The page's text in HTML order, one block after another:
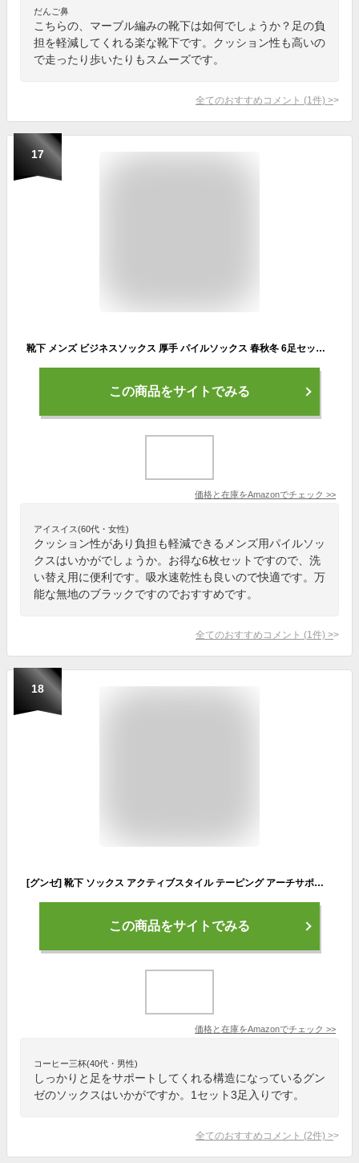
だんご鼻
こちらの、マーブル編みの靴下は如何でしょうか？足の負
担を軽減してくれる楽な靴下です。クッション性も高いの
で走ったり歩いたりもスムーズです。
全てのおすすめコメント (1 件) >
17
靴下 メンズ ビジネスソックス 厚手 パイルソックス 春秋冬 6足セット 25-27cm (黒6足)
この商品をサイトでみる
価格と在庫をAmazonでチェック >>
アイスイス(60代・女性)
クッション性があり負担も軽減できるメンズ用パイルソッ
クスはいかがでしょうか。お得な6枚セットですので、洗
い替え用に便利です。吸水速乾性も良いので快適です。万
能な無地のブラックですのでおすすめです。
全てのおすすめコメント (1 件) >
18
[グンゼ] 靴下 ソックス アクティブスタイル テーピング アーチサポート スニーカー丈 同色3足組 メンズ ライトグレ－ 25-27
この商品をサイトでみる
価格と在庫をAmazonでチェック >>
コーヒー三杯(40代・男性)
しっかりと足をサポートしてくれる構造になっているグン
ゼのソックスはいかがですか。1セット3足入りです。
全てのおすすめコメント (2件) >